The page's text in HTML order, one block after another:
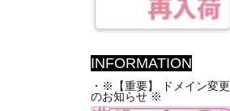
INFORMATION
・※【重要】 ドメイン変更
のお知らせ ※